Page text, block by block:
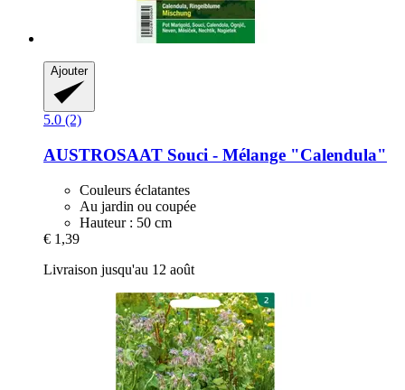
Ajouter
5.0 (2)
AUSTROSAAT Souci -​ Mélange "Calendula"
Couleurs éclatantes
Au jardin ou coupée
Hauteur : 50 cm
€ 1,39
Livraison jusqu'au 12 août